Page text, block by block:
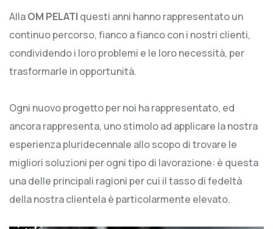
AllaOM PELATI questi anni hanno rappresentato un
continuo percorso, fianco a fianco con i nostri clienti,
condividendo i loro problemi e le loro necessità, per
trasformarle in opportunità.
Ogni nuovo progetto per noi ha rappresentato, ed
ancora rappresenta, uno stimolo ad applicare la nostra
esperienza pluridecennale allo scopo di trovare le
migliori soluzioni per ogni tipo di lavorazione: è questa
una delle principali ragioni per cui il tasso di fedeltà
della nostra clientela è particolarmente elevato.